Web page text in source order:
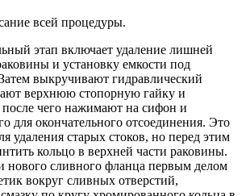
всей процедуры.
этап включает удаление лишней
и установку емкости под
выкручивают гидравлический
верхнюю стопорную гайку и
после чего нажимают на сифон и
для окончательного отсоединения. Это
удаления старых стоков, но перед этим
кольцо в верхней части раковины.
нового сливного фланца первым делом
вокруг сливных отверстий,